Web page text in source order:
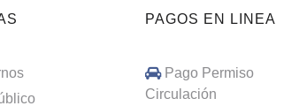
PAGOS EN LINEA
Pago Permiso
Circulación